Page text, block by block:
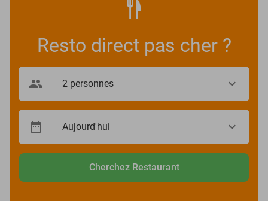
Resto direct pas cher ?
Cherchez Restaurant